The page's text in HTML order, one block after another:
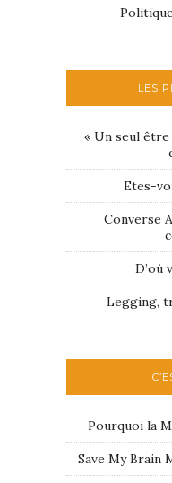
LES
« Un seul
Etes-
Converse
D’où
Legging,
Pourquoi la
Save My Brain